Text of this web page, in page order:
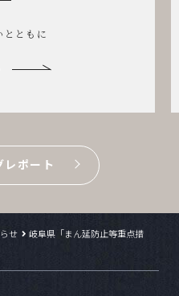
レポート
せ
岐阜県「まん延防止等重点措